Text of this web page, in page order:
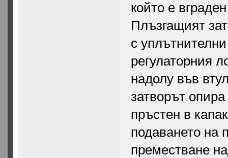
който е
Плъзгащият
с
регулаторния
надолу във
затворът
пръстен в
подаването на
преместване